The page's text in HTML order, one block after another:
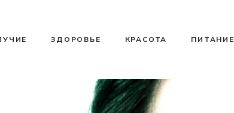
ЗДОРОВЬЕ КРАСОТА ПИТАНИЕ